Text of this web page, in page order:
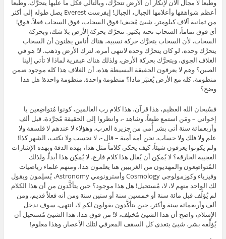
وطبعاً لا مجال الآن لإنكار أن الأرض تتحرَّك، وبالتالي فكل ما عليها يتحرَّك، وطبعاً
أعظم شواهقها وأعلامها الجبال، الجبال! إيفرست Everest يصل طوله إلى أكثر
من ثمانية آلاف كيلومتر، شيئ مُخيف! فوق السحاب، فوق السحاب فعلاً، فوق!
أي فوق تماماً، السحاب تحته بكثير. تتحرَّك بحركة الأرض بلا شك، وبحركة
السحاب، لأن السحاب يتحرَّك حركة نسبية، هناك أُناس يظنون أن السحاب
يتحرَّك وحده، لو كان يتحرَّك وحده لانتهى أمره، لترك الأرض وذهب. لا! هو في
الغلاف الجوي، ويتحرَّك بحركة الأرض، ولذلك هناك عبقرية لماذا لا تأتي إلينا
الصين؟ وهم لا يعرفون الحقيقة البسيطة هذه، أن الغلاف هذا كله موجود ضمن
منظومة، كله مع الأرض يُعتبَر ماذا؟ منظومة واحدة. منظومة واحدة! هل هذا
وضح؟
فسُبحان الله العظيم، هذا قرآن، هذا كلام رب العالمين، كونوا مُتواضِعين يا
إخواني – ومَن استمع طبعاً، وشاهد -، وانظروا إلى الحقيقة مُجرَّدة، قبل ألف
وأربعمائة سنة أتى بشر أُمي من جزيرة العرب، وهؤلاء لا عندهم لا فلسفة ولا
علم ولا فلك ولا حساب، نحن أمة أُمية – قال -، لا نحسب ولا نكتب، الشهر كذا!
ولم يكونوا يعرفون شيئاً، كيف يحكي كلاماً مثل هذا، بهذه الدقة وبهذه الإشارات
العجيبة الخارقة؟ لا يُمكِن أن يُقال هذا كلام فارغ، لا يُمكِن هذا أبداً. ولذلك
المُتواضِعون والمهديون من الغربيين هنا يعلمون هذا، ومنهم علماء رياضيات
وفيزياء وكوزمولوجي Cosmology وأسترونومي Astronomy، يُسلِمون ويقول
لك الواحد منهم لا، لا، مُستحيل! هل هذا موجود؟ حين يتأكَّدون من أن هذا الكلام
لم يُؤلَّف قبل مائة سنة أو خمسين سنة أو ستين سنة ومن أنه فعلاً قديم، ومن
ألف وأربعمائة سنة وأكثر، حين يتأكَّدون يقولون لكم لا، انتهى، سوف ندخل
الإسلام، واضح أن هذا الشيئ مُختلِف، لا! من فوق هذا، هذا الشيئ مُستحيل أن
يُؤلِّفه بشر، شيئ يتعدى كل السقف المعرفي لتلك الأعصار. وهذا معلوم!